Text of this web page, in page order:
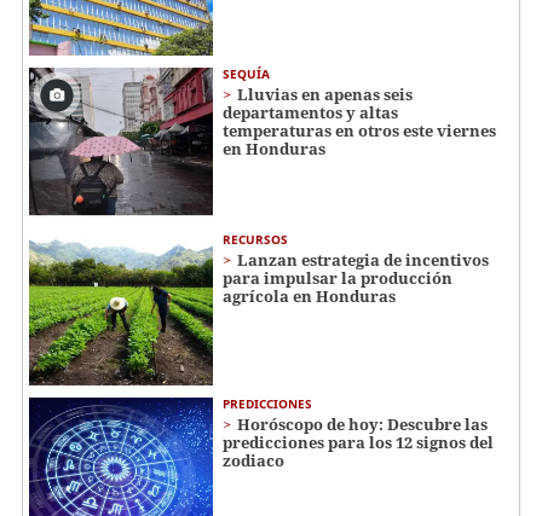
SEQUÍA
Lluvias en apenas seis
departamentos y altas
temperaturas en otros este viernes
en Honduras
RECURSOS
Lanzan estrategia de incentivos
para impulsar la producción
agrícola en Honduras
PREDICCIONES
Horóscopo de hoy: Descubre las
predicciones para los 12 signos del
zodiaco